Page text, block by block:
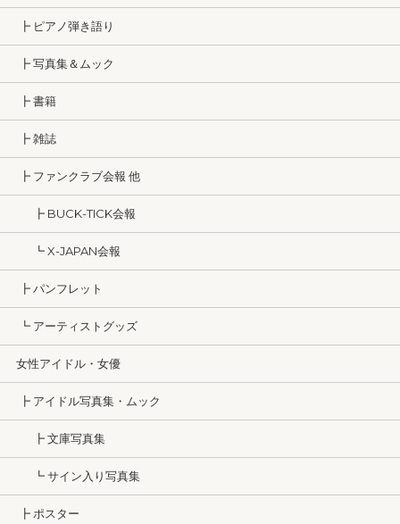
┣ ピアノ弾き語り
┣ 写真集＆ムック
┣ 書籍
┣ 雑誌
┣ ファンクラブ会報 他
┣ BUCK-TICK会報
┗ X-JAPAN会報
┣ パンフレット
┗ アーティストグッズ
女性アイドル・女優
┣ アイドル写真集・ムック
┣ 文庫写真集
┗ サイン入り写真集
┣ ポスター